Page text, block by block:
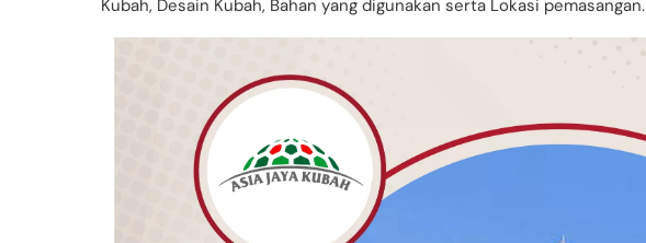
Kubah, Desain Kubah, Bahan yang digunakan serta Lokasi pemasangan.